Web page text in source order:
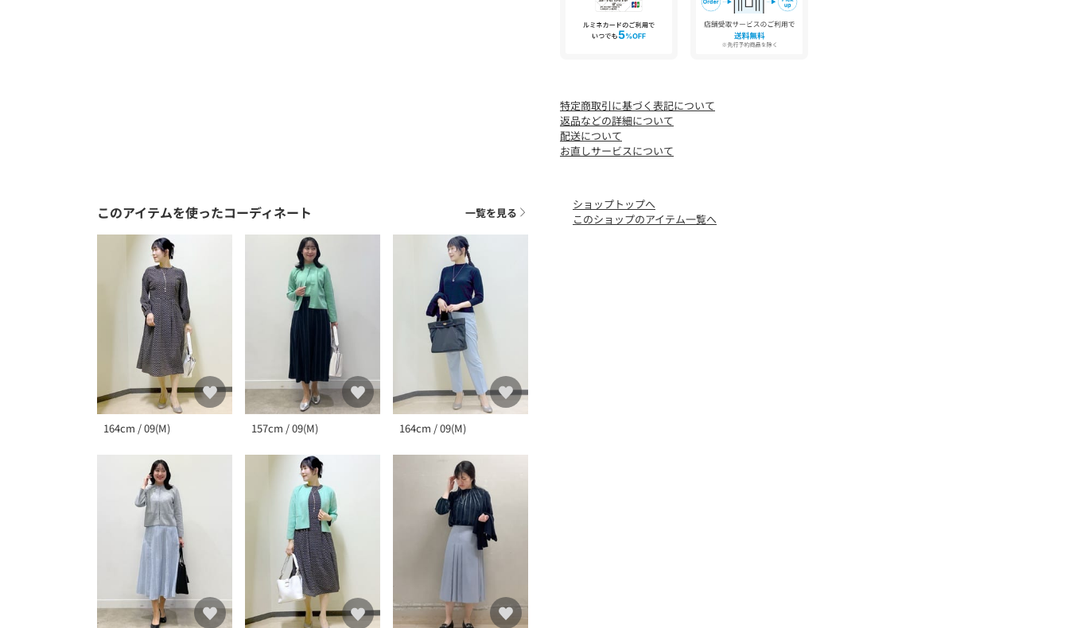
※照明の関係により、実際よりも色味が違って見える場合があります。ま
た、パソコン・スマートフォンなどの環境により、若干製品と画像のカラー
が異なる場合もございます。
特定商取引に基づく表記について
返品などの詳細について
配送について
お直しサービスについて
このアイテムを使ったコーディネート 一覧を見る
164cm / 09(M) 157cm / 09(M) 164cm / 09(M)
ショップトップへ
このショップのアイテム一覧へ